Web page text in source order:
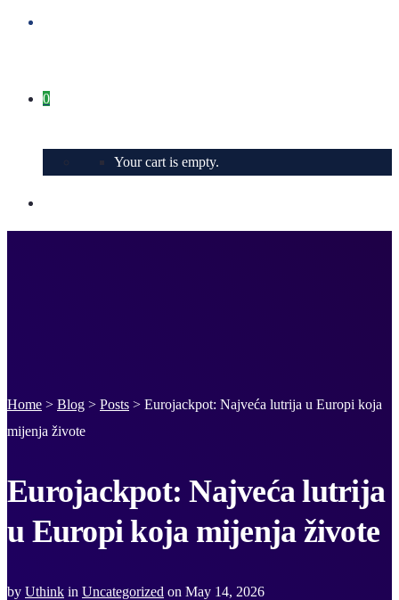
0
Your cart is empty.
Home > Blog > Posts > Eurojackpot: Najveća lutrija u Europi koja
mijenja živote
Eurojackpot: Najveća lutrija
u Europi koja mijenja živote
by Uthink in Uncategorized on May 14, 2026